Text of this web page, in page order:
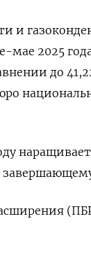
и
мае 2025
до